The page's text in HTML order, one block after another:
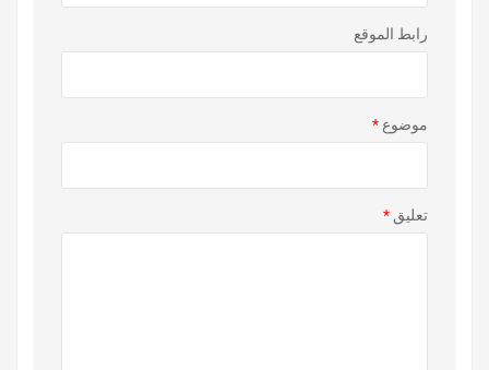
رابط الموقع
موضوع *
تعليق *